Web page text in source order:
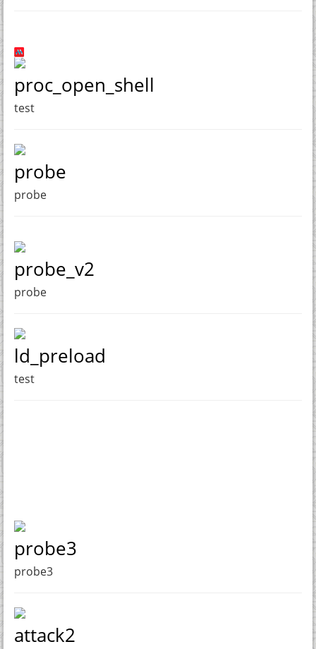
proc_open_shell
test
probe
probe
probe_v2
probe
ld_preload
test
probe3
probe3
attack2